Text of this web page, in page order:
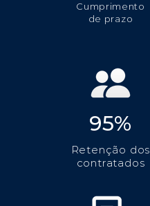
Cumprimento
de prazo
95%
Retenção dos
contratados